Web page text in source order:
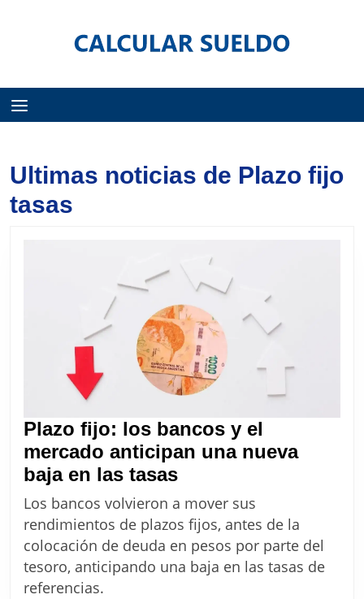
Ultimas noticias de Plazo fijo
tasas
Plazo fijo: los bancos y el
mercado anticipan una nueva
baja en las tasasPlazo
fijo:
los
bancos
y
Los bancos volvieron a mover sus
rendimientos de plazos fijos, antes de la
colocación de deuda en pesos por parte del
tesoro, anticipando una baja en las tasas de
referencias.